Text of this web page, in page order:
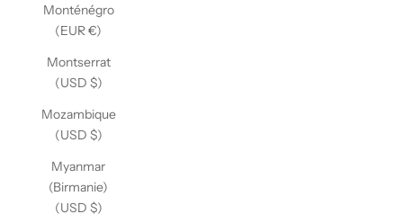
Monténégro
(EUR €)
Montserrat
(USD $)
Mozambique
(USD $)
Myanmar
(Birmanie)
(USD $)